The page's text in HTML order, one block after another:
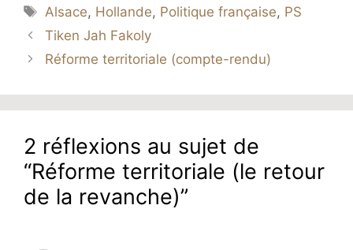
Étiquettes
Alsace, Hollande, Politique française, PS
Tiken Jah Fakoly
Réforme territoriale (compte-rendu)
2 réflexions au sujet de
“Réforme territoriale (le retour
de la revanche)”